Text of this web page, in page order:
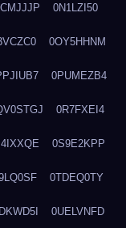
0N1LZI50
0OY5HHNM
0PUMEZB4
0R7FXEI4
0S9E2KPP
0TDEQ0TY
0UELVNFD